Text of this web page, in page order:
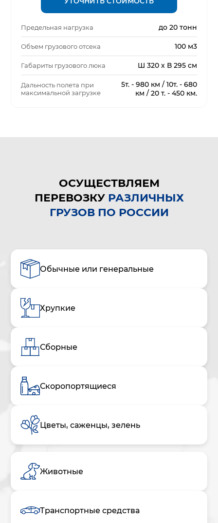
Предельная нагрузка до 20 тонн
Объем грузового отсека 100 м3
Габариты грузового люка Ш 320 х В 295 см
Дальность полета при
максимальной загрузке
5т. - 980 км / 10т. - 680
км / 20 т. - 450 км.
ОСУЩЕСТВЛЯЕМ
ПЕРЕВОЗКУРАЗЛИЧНЫХ
ГРУЗОВ ПО РОССИИ
Обычные или генеральные
Хрупкие
Сборные
Скоропортящиеся
Цветы, саженцы, зелень
Животные
Транспортные средства